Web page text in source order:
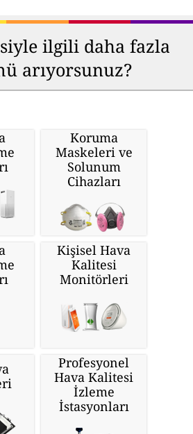
ilgili daha fazla
arıyorsunuz?
Koruma
Maskeleri ve
Solunum
Cihazları
Kişisel Hava
Kalitesi
Monitörleri
Profesyonel
Hava Kalitesi
İzleme
İstasyonları